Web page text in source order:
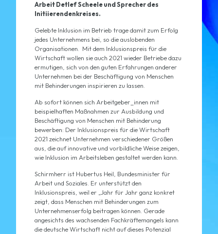
Arbeit Detlef Scheele und Sprecher des
Initiierendenkreises.
Gelebte Inklusion im Betrieb trage damit zum Erfolg
jedes Unternehmens bei, so die auslobenden
Organisationen. Mit dem Inklusionspreis für die
Wirtschaft wollen sie auch 2021 wieder Betriebe dazu
ermutigen, sich von den guten Erfahrungen anderer
Unternehmen bei der Beschäftigung von Menschen
mit Behinderungen inspirieren zu lassen.
Ab sofort können sich Arbeitgeber_innen mit
beispielhaften Maßnahmen zur Ausbildung und
Beschäftigung von Menschen mit Behinderung
bewerben: Der Inklusionspreis für die Wirtschaft
2021 zeichnet Unternehmen verschiedener Größen
aus, die auf innovative und vorbildliche Weise zeigen,
wie Inklusion im Arbeitsleben gestaltet werden kann.
Schirmherr ist Hubertus Heil, Bundesminister für
Arbeit und Soziales. Er unterstützt den
Inklusionspreis, weil er „Jahr für Jahr ganz konkret
zeigt, dass Menschen mit Behinderungen zum
Unternehmenserfolg beitragen können. Gerade
angesichts des wachsenden Fachkräftemangels kann
die deutsche Wirtschaft nicht auf dieses Potenzial